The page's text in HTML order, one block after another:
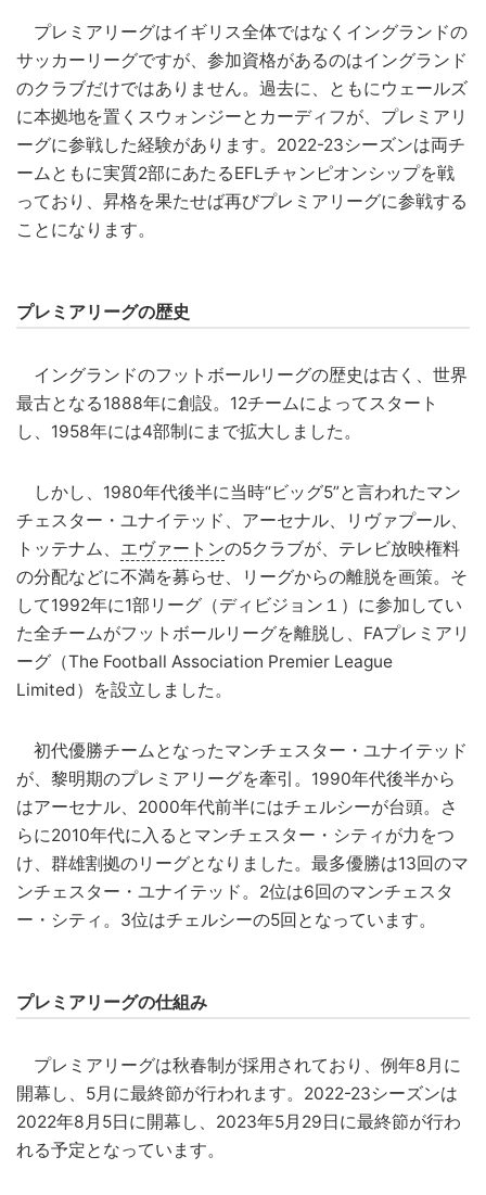
プレミアリーグはイギリス全体ではなくイングランドの
サッカーリーグですが、参加資格があるのはイングランド
のクラブだけではありません。過去に、ともにウェールズ
に本拠地を置くスウォンジーとカーディフが、プレミアリ
ーグに参戦した経験があります。2022-23シーズンは両チ
ームともに実質2部にあたるEFLチャンピオンシップを戦
っており、昇格を果たせば再びプレミアリーグに参戦する
ことになります。
プレミアリーグの歴史
イングランドのフットボールリーグの歴史は古く、世界
最古となる1888年に創設。12チームによってスタート
し、1958年には4部制にまで拡大しました。
しかし、1980年代後半に当時“ビッグ5”と言われたマン
チェスター・ユナイテッド、アーセナル、リヴァプール、
トッテナム、 エヴァートンの5クラブが、テレビ放映権料
の分配などに不満を募らせ、リーグからの離脱を画策。そ
して1992年に1部リーグ（ディビジョン１）に参加してい
た全チームがフットボールリーグを離脱し、FAプレミアリ
ーグ（The Football Association Premier League
Limited）を設立しました。
初代優勝チームとなったマンチェスター・ユナイテッド
が、黎明期のプレミアリーグを牽引。1990年代後半から
はアーセナル、2000年代前半にはチェルシーが台頭。さ
らに2010年代に入るとマンチェスター・シティが力をつ
け、群雄割拠のリーグとなりました。最多優勝は13回のマ
ンチェスター・ユナイテッド。2位は6回のマンチェスタ
ー・シティ。3位はチェルシーの5回となっています。
プレミアリーグの仕組み
プレミアリーグは秋春制が採用されており、例年8月に
開幕し、5月に最終節が行われます。2022-23シーズンは
2022年8月5日に開幕し、2023年5月29日に最終節が行わ
れる予定となっています。